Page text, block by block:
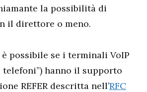
la possibilità di
il direttore o meno.
possibile se i terminali VoIP
telefoni”) hanno il supporto
REFER descritta nell’RFC